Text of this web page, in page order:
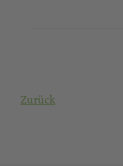
Zurück